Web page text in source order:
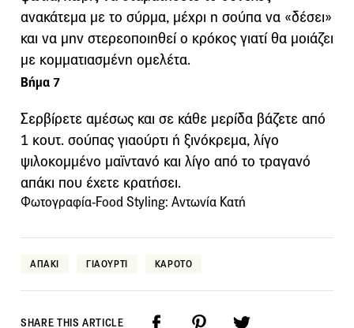
ανακάτεμα με το σύρμα, μέχρι η σούπα να «δέσει»
και να μην στερεοποιηθεί ο κρόκος γιατί θα μοιάζει
με κομματιασμένη ομελέτα.
Βήμα 7
Σερβίρετε αμέσως και σε κάθε μερίδα βάζετε από
1 κουτ. σούπας γιαούρτι ή ξινόκρεμα, λίγο
ψιλοκομμένο μαϊντανό και λίγο από το τραγανό
απάκι που έχετε κρατήσει.
Φωτογραφία-Food Styling: Αντωνία Κατή
ΑΠΑΚΙ ΓΙΑΟΥΡΤΙ ΚΑΡΟΤΟ
SHARE THIS ARTICLE